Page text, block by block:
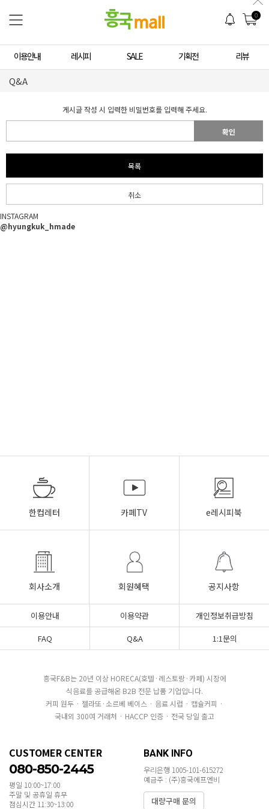
0
이용안내 레시피 SALE 기획전 리뷰
Q&A
게시글 작성 시 입력한 비밀번호를 입력해 주세요.
확인
목록
취소
INSTAGRAM
@hyungkuk_hmade
한컵레터 카페TV e레시피북
회사소개 회원혜택 공지사항
이용안내 이용약관
개인정보취급방침
FAQ
Q&A 1:1문의
흥국F&B는 20년 이상 HORECA(호텔·레스토랑·카페) 시장에
식음료를 공급해온 B2B 전문 납품 기업입니다.
커피 원두 · 젤라또·소르베 베이스 · 음료 시럽 · 캡슐커피 ·
국내외 300여 거래처 · HACCP 인증 · 전국 당일 출고
CUSTOMER CENTER
080-850-2445
평일 10:00~17:00
주말 및 공휴일 휴무
점심시간 11:30~13:00
BANK INFO
우리은행 1005-101-615272
예금주 : (주)흥국에프엔비
대량구매 문의